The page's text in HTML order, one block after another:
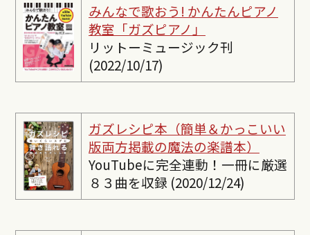
みんなで歌おう! かんたんピアノ
教室「ガズピアノ」
リットーミュージック刊
(2022/10/17)
ガズレシピ本（簡単＆かっこいい
版両方掲載の魔法の楽譜本）
YouTubeに完全連動！一冊に厳選
８３曲を収録 (2020/12/24)